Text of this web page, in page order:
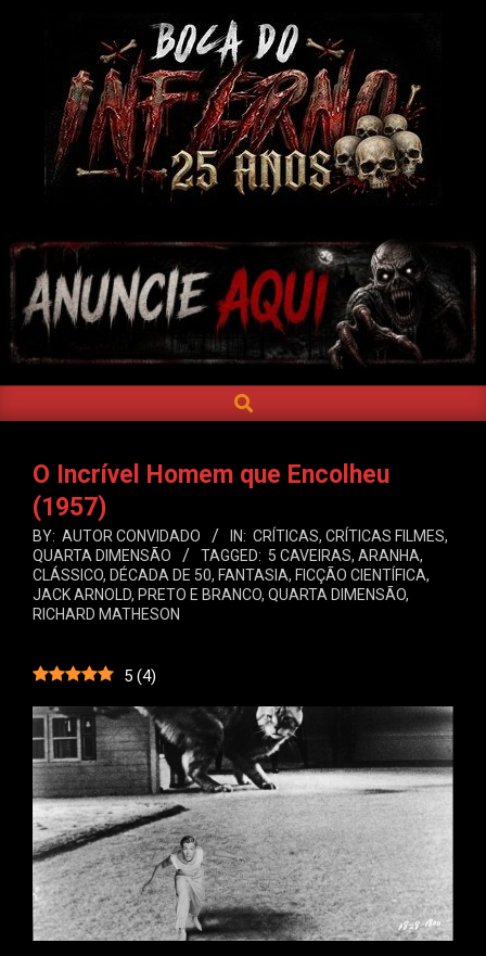
DO
INFERNO
Navigation
SEARCH
O Incrível Homem que Encolheu
(1957)
BY: AUTOR CONVIDADO IN: CRÍTICAS, CRÍTICAS FILMES,
QUARTA DIMENSÃO
TAGGED: 5 CAVEIRAS, ARANHA,
CLÁSSICO, DÉCADA DE 50, FANTASIA, FICÇÃO CIENTÍFICA,
JACK ARNOLD, PRETO E BRANCO, QUARTA DIMENSÃO,
RICHARD MATHESON
5 (4)